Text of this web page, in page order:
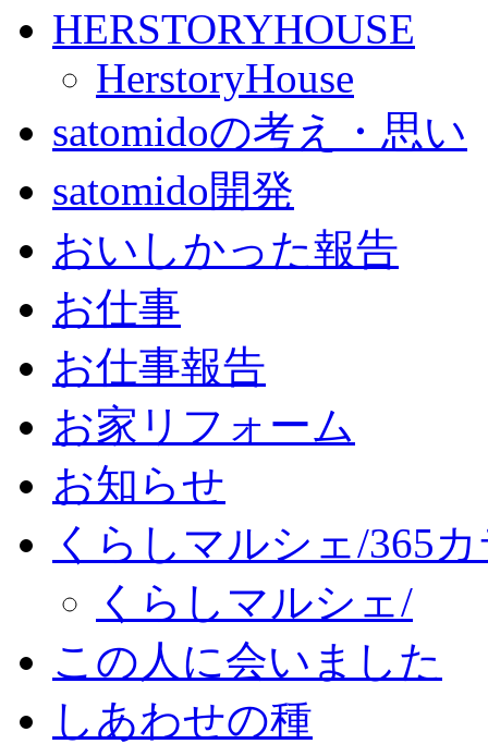
HERSTORYHOUSE
HerstoryHouse
satomidoの考え・思い
satomido開発
おいしかった報告
お仕事
お仕事報告
お家リフォーム
お知らせ
くらしマルシェ/365
くらしマルシェ/
この人に会いました
しあわせの種